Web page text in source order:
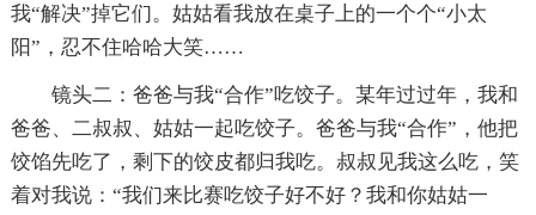
我“解决”掉它们。姑姑看我放在桌子上的一个个“小太
阳”，忍不住哈哈大笑……
镜头二：爸爸与我“合作”吃饺子。某年过过年，我和
爸爸、二叔叔、姑姑一起吃饺子。爸爸与我“合作”，他把
饺馅先吃了，剩下的饺皮都归我吃。叔叔见我这么吃，笑
着对我说：“我们来比赛吃饺子好不好？我和你姑姑一